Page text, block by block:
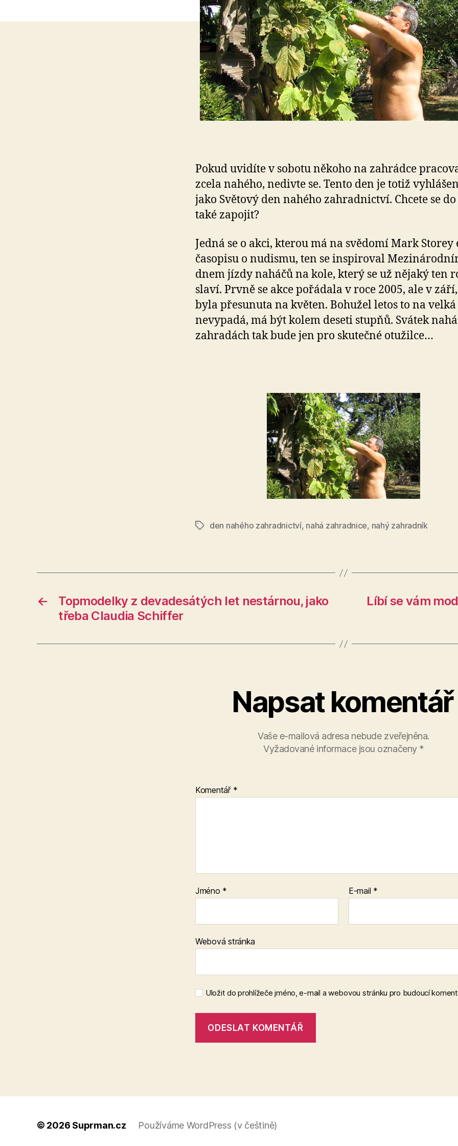
Pokud uvidíte v sobotu někoho na zahrádce
zcela nahého, nedivte se. Tento den je totiž vyhlášen
jako Světový den nahého zahradnictví. Chcete se
také zapojit?
Jedná se o akci, kterou má na svědomí Mark
časopisu o nudismu, ten se inspiroval
dnem jízdy naháčů na kole, který se už nějaký ten
slaví. Prvně se akce pořádala v roce 2005, ale v
byla přesunuta na květen. Bohužel letos to na
nevypadá, má být kolem deseti stupňů. Svátek
zahradách tak bude jen pro skutečné otužilce…
Štítkyden nahého zahradnictví, nahá zahradnice, nahý zahradník
←
Topmodelky z devadesátých let nestárnou, jako
třeba Claudia Schiffer
Líbí se vám
Napsat komentář
Vaše e-mailová adresa nebude zveřejněna.
Vyžadované informace jsou označeny *
Komentář *
Jméno * E-mail *
Webová stránka
Uložit do prohlížeče jméno, e-mail a webovou stránku pro budoucí
© 2026 Suprman.cz Používáme WordPress (v češtině)